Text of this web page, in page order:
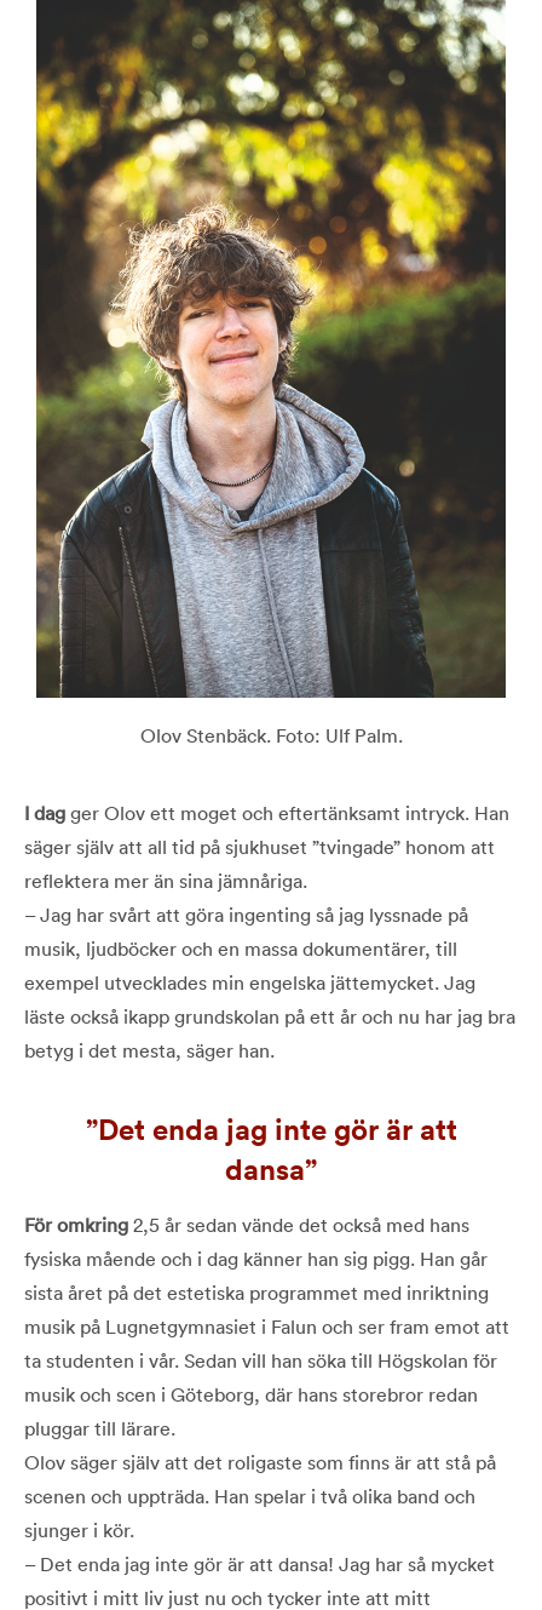
Olov Stenbäck. Foto: Ulf Palm.
I dag ger Olov ett moget och eftertänksamt intryck. Han
säger själv att all tid på sjukhuset ”tvingade” honom att
reflektera mer än sina jämnåriga.
– Jag har svårt att göra ingenting så jag lyssnade på
musik, ljudböcker och en massa dokumentärer, till
exempel utvecklades min engelska jättemycket. Jag
läste också ikapp grundskolan på ett år och nu har jag bra
betyg i det mesta, säger han.
Det enda jag inte gör är att
dansa
För omkring 2,5 år sedan vände det också med hans
fysiska mående och i dag känner han sig pigg. Han går
sista året på det estetiska programmet med inriktning
musik på Lugnetgymnasiet i Falun och ser fram emot att
ta studenten i vår. Sedan vill han söka till Högskolan för
musik och scen i Göteborg, där hans storebror redan
pluggar till lärare.
Olov säger själv att det roligaste som finns är att stå på
scenen och uppträda. Han spelar i två olika band och
sjunger i kör.
– Det enda jag inte gör är att dansa! Jag har så mycket
positivt i mitt liv just nu och tycker inte att mitt